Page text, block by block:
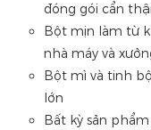
đóng gói cẩn
Bột mịn làm từ
nhà máy và
Bột mì và tinh
lớn
Bất kỳ sản